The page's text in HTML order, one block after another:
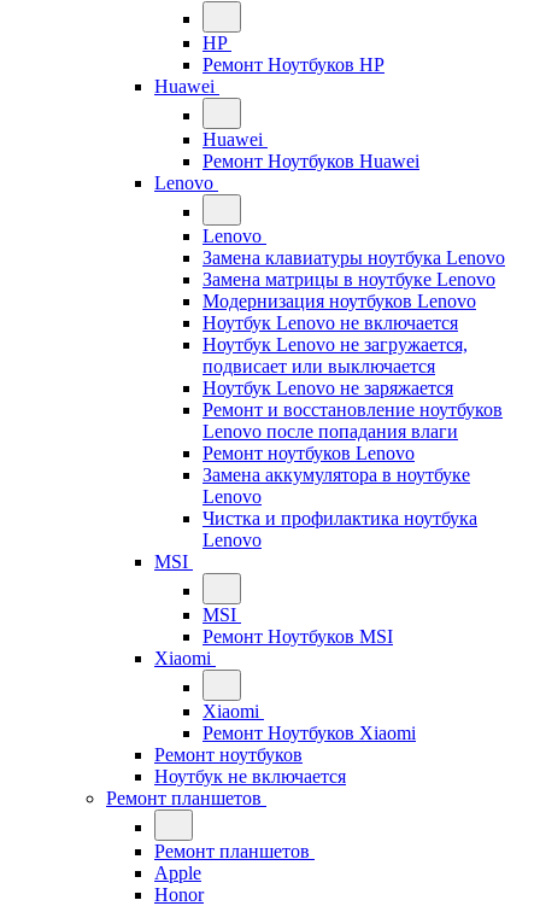
HP
Ремонт Ноутбуков HP
Huawei
Huawei
Ремонт Ноутбуков Huawei
Lenovo
Lenovo
Замена клавиатуры ноутбука Lenovo
Замена матрицы в ноутбуке Lenovo
Модернизация ноутбуков Lenovo
Ноутбук Lenovo не включается
Ноутбук Lenovo не загружается,
подвисает или выключается
Ноутбук Lenovo не заряжается
Ремонт и восстановление ноутбуков
Lenovo после попадания влаги
Ремонт ноутбуков Lenovo
Замена аккумулятора в ноутбуке
Lenovo
Чистка и профилактика ноутбука
Lenovo
MSI
MSI
Ремонт Ноутбуков MSI
Xiaomi
Xiaomi
Ремонт Ноутбуков Xiaomi
Ремонт ноутбуков
Ноутбук не включается
Ремонт планшетов
Ремонт планшетов
Apple
Honor